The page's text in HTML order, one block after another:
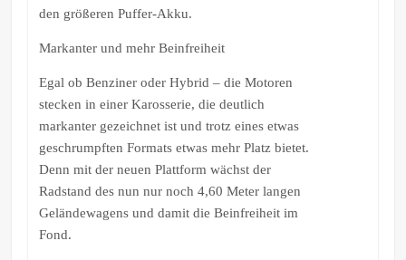
den größeren Puffer-Akku.
Markanter und mehr Beinfreiheit
Egal ob Benziner oder Hybrid – die Motoren
stecken in einer Karosserie, die deutlich
markanter gezeichnet ist und trotz eines etwas
geschrumpften Formats etwas mehr Platz bietet.
Denn mit der neuen Plattform wächst der
Radstand des nun nur noch 4,60 Meter langen
Geländewagens und damit die Beinfreiheit im
Fond.